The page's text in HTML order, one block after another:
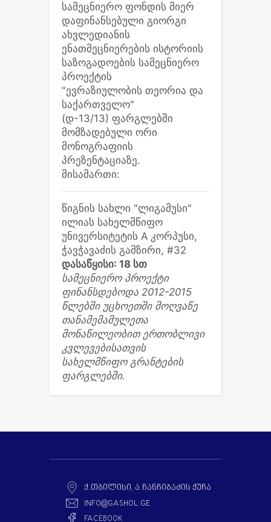
სამეცნიერო ფონდის მიერ
დაფინანსებული გიორგი
ახვლედიანის
ენათმეცნიერების ისტორიის
საზოგადოების სამეცნიერო
პროექტის
"ევრაზიულობის თეორია და
საქართველო"
(დ-13/13) ფარგლებში
მომზადებული ორი
მონოგრაფიის
პრეზენტაციაზე.
მისამართი:
წიგნის სახლი "ლიგამუსი"
ილიას სახელმწიფო
უნივერსიტეტის A კორპუსი,
ჭავჭავაძის გამზირი, #32
დასაწყისი: 18 სთ
სამეცნიერო პროექტი
ფინანსდებოდა 2012-2015
წლებში უცხოეთში მოღვაწე
თანამემამულეთა
მონაწილეობით ერთობლივი
კვლევებისათვის
სახელმწიფო გრანტების
ფარგლებში.
Ქ.ᲗᲑᲘᲚᲘᲡᲘ, Ა.ᲩᲐᲜᲩᲘᲑᲐᲫᲘᲡ ᲥᲣᲩᲐ
INFO@GASHOL.GE
FACEBOOK